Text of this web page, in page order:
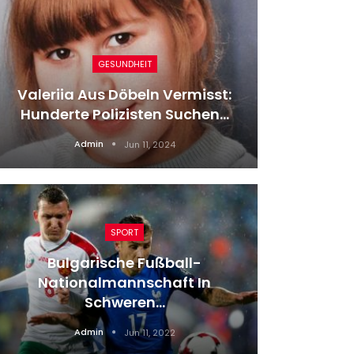
GESUNDHEIT
Valeriia Aus Döbeln Vermisst:
Hunderte Polizisten Suchen…
Admin Jun 11, 2024
SPORT
Bulgarische Fußball-
Nationalmannschaft In
Schweren…
Admin Jun 11, 2022